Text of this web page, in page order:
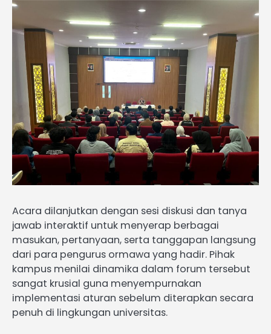
Acara dilanjutkan dengan sesi diskusi dan tanya
jawab interaktif untuk menyerap berbagai
masukan, pertanyaan, serta tanggapan langsung
dari para pengurus ormawa yang hadir. Pihak
kampus menilai dinamika dalam forum tersebut
sangat krusial guna menyempurnakan
implementasi aturan sebelum diterapkan secara
penuh di lingkungan universitas.